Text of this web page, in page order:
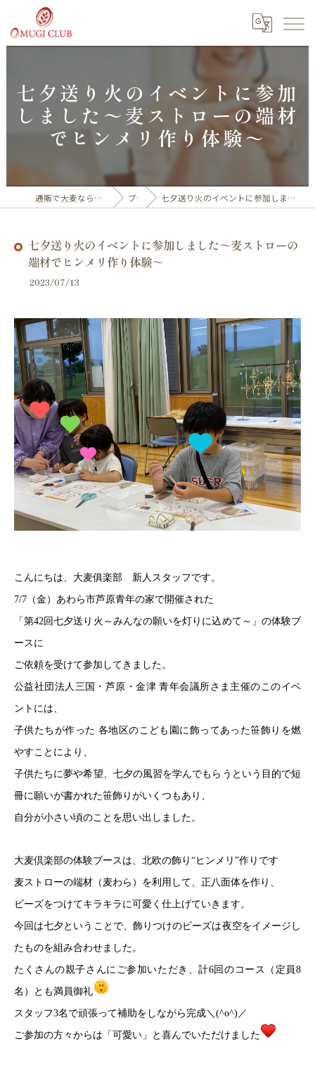
七夕送り火のイベントに参加
しました～麦ストローの端材
でヒンメリ作り体験～
通販で大麦なら福井産100%の大麦倶楽部 ブログ 七夕送り火のイベントに参加しました～麦ストローの端材でヒンメリ作り体験～
七夕送り火のイベントに参加しました～麦ストローの
端材でヒンメリ作り体験～
2023/07/13
こんにちは、大麦俱楽部 新人スタッフです。
7/7（金）あわら市芦原青年の家で開催された
「第42回七夕送り火～みんなの願いを灯りに込めて～」の体験ブ
ースに
ご依頼を受けて参加してきました。
公益社団法人三国・芦原・金津 青年会議所さま主催のこのイベ
ントには、
子供たちが作った 各地区のこども園に飾ってあった笹飾りを燃
やすことにより、
子供たちに夢や希望、七夕の風習を学んでもらうという目的で短
冊に願いが書かれた笹飾りがいくつもあり、
自分が小さい頃のことを思い出しました。
大麦倶楽部の体験ブースは、北欧の飾り“ヒンメリ”作りです
麦ストローの端材（麦わら） を利用して、正八面体を作り、
ビーズをつけてキラキラに可愛く仕上げていきます。
今回は七夕ということで、飾りつけのビーズは夜空をイメージし
たものを組み合わせました。
たくさんの親子さんにご参加いただき、計6回のコース（定員8
名）とも満員御礼
スタッフ3名で頑張って補助をしながら完成＼(^o^)／
ご参加の方々からは「可愛い」と喜んでいただけました